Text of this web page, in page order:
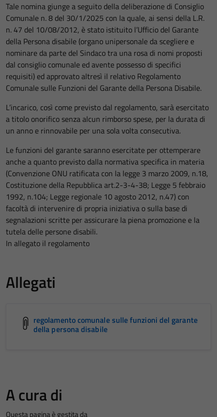
Tale nomina giunge a seguito della deliberazione di Consiglio
Comunale n. 8 del 30/1/2025 con la quale, ai sensi della L.R.
n. 47 del 10/08/2012, è stato istituito l’Ufficio del Garante
della Persona disabile (organo unipersonale da scegliere e
nominare da parte del Sindaco tra una rosa di nomi proposti
dal consiglio comunale ed avente possesso di specifici
requisiti) ed approvato altresì il relativo Regolamento
Comunale sulle Funzioni del Garante della Persona Disabile.
L’incarico, così come previsto dal regolamento, sarà esercitato
a titolo onorifico senza alcun rimborso spese, per la durata di
un anno e rinnovabile per una sola volta consecutiva.
Le funzioni del garante saranno esercitate per ottemperare
anche a quanto previsto dalla normativa specifica in materia
(Convenzione ONU ratificata con la legge 3 marzo 2009, n.18,
Costituzione della Repubblica art.2-3-4-38; Legge 5 febbraio
1992, n.104; Legge regionale 10 agosto 2012, n.47) con
facoltà di intervenire di propria iniziativa o sulla base di
segnalazioni scritte per assicurare la piena promozione e la
tutela delle persone disabili.
In allegato il regolamento
Allegati
regolamento comunale sulle funzioni del garante
della persona disabile
A cura di
Questa pagina è gestita da